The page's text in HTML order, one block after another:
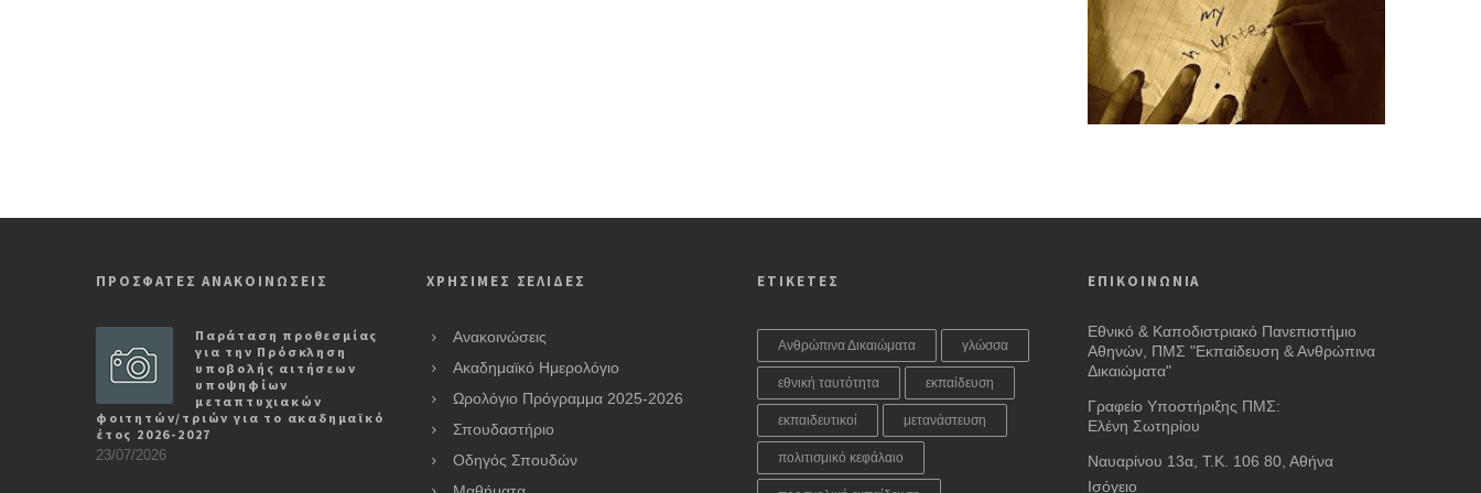
ΠΡΟΣΦΑΤΕΣ ΑΝΑΚΟΙΝΩΣΕΙΣ
Παράταση προθεσμίας
για την Πρόσκληση
υποβολής αιτήσεων
υποψηφίων
μεταπτυχιακών
φοιτητών/τριών για το ακαδημαϊκό
έτος 2026-2027
23/07/2026
ΧΡΗΣΙΜΕΣ ΣΕΛΙΔΕΣ
Ανακοινώσεις
Ακαδημαϊκό Ημερολόγιο
Ωρολόγιο Πρόγραμμα 2025-2026
Σπουδαστήριο
Οδηγός Σπουδών
ΕΤΙΚΕΤΕΣ
Ανθρώπινα Δικαιώματα γλώσσα
εθνική ταυτότητα εκπαίδευση
εκπαιδευτικοί μετανάστευση
πολιτισμικό κεφάλαιο
ΕΠΙΚΟΙΝΩΝΙΑ
Εθνικό & Καποδιστριακό Πανεπιστήμιο
Αθηνών, ΠΜΣ "Εκπαίδευση & Ανθρώπινα
Δικαιώματα"
Γραφείο Υποστήριξης ΠΜΣ:
Ελένη Σωτηρίου
Ναυαρίνου 13α, Τ.Κ. 106 80, Αθήνα
Ισόγειο